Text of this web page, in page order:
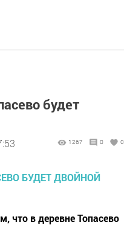
будет
1267 0 0
что в деревне Топасево